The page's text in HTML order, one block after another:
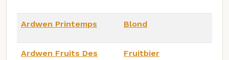
Ardwen Printemps Blond
Ardwen Fruits Des
Fruitbier